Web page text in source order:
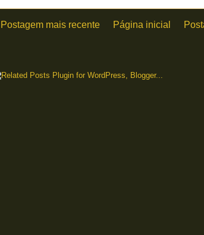
Postagem mais recente Página inicial